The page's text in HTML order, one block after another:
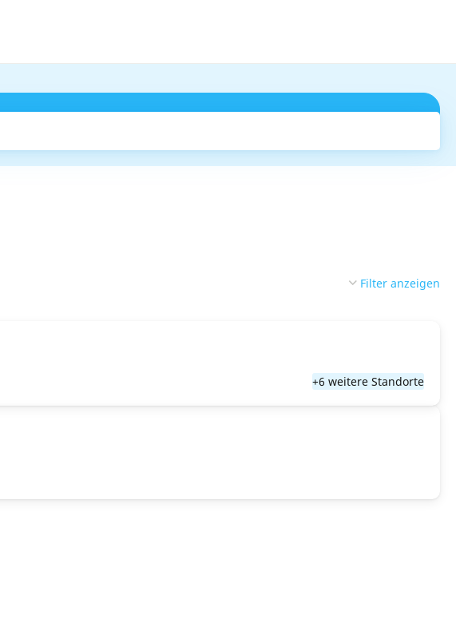
Filter anzeigen
+6 weitere Standorte